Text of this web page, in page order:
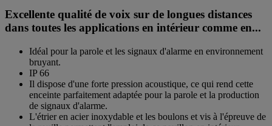
Excellente qualité de voix sur de longues distances
dans toutes les applications en intérieur comme en...
Idéal pour la parole et les signaux d'alarme en environnement
bruyant.
IP 66
Il dispose d'une forte pression acoustique, ce qui rend cette
enceinte parfaitement adaptée pour la parole et la production
de signaux d'alarme.
L'étrier en acier inoxydable et les boulons et vis à l'épreuve de